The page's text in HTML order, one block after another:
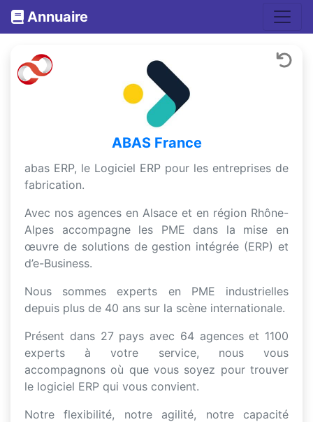
Annuaire
ABAS France
abas ERP, le Logiciel ERP pour les entreprises de
fabrication.
Avec nos agences en Alsace et en région Rhône-
Alpes accompagne les PME dans la mise en
œuvre de solutions de gestion intégrée (ERP) et
d’e-Business.
Nous sommes experts en PME industrielles
depuis plus de 40 ans sur la scène internationale.
Présent dans 27 pays avec 64 agences et 1100
experts à votre service, nous vous
accompagnons où que vous soyez pour trouver
le logiciel ERP qui vous convient.
Notre flexibilité, notre agilité, notre capacité